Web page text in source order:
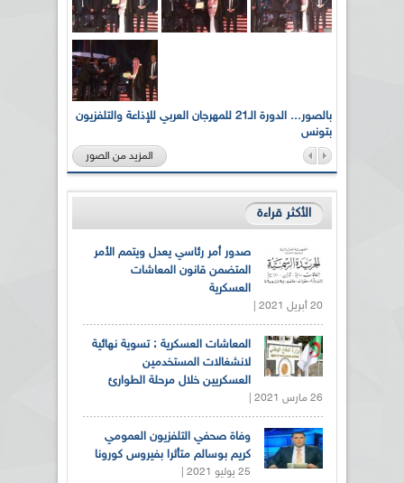
بالصور... الدورة الـ21 للمهرجان العربي للإذاعة والتلفزيون
بتونس
المزيد من الصور
الأكثر قراءة
صدور أمر رئاسي يعدل ويتمم الأمر
المتضمن قانون المعاشات
العسكرية
20 أبريل 2021 |
المعاشات العسكرية : تسوية نهائية
لانشغالات المستخدمين
العسكريين خلال مرحلة الطوارئ
26 مارس 2021 |
وفاة صحفي التلفزيون العمومي
كريم بوسالم متأثرا بفيروس كورونا
25 يوليو 2021 |